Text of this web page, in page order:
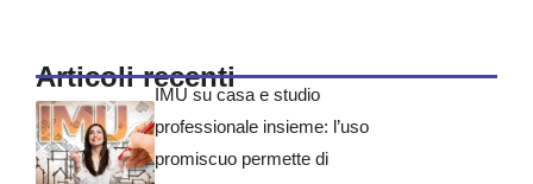
Articoli recenti
IMU su casa e studio
professionale insieme: l’uso
promiscuo permette di